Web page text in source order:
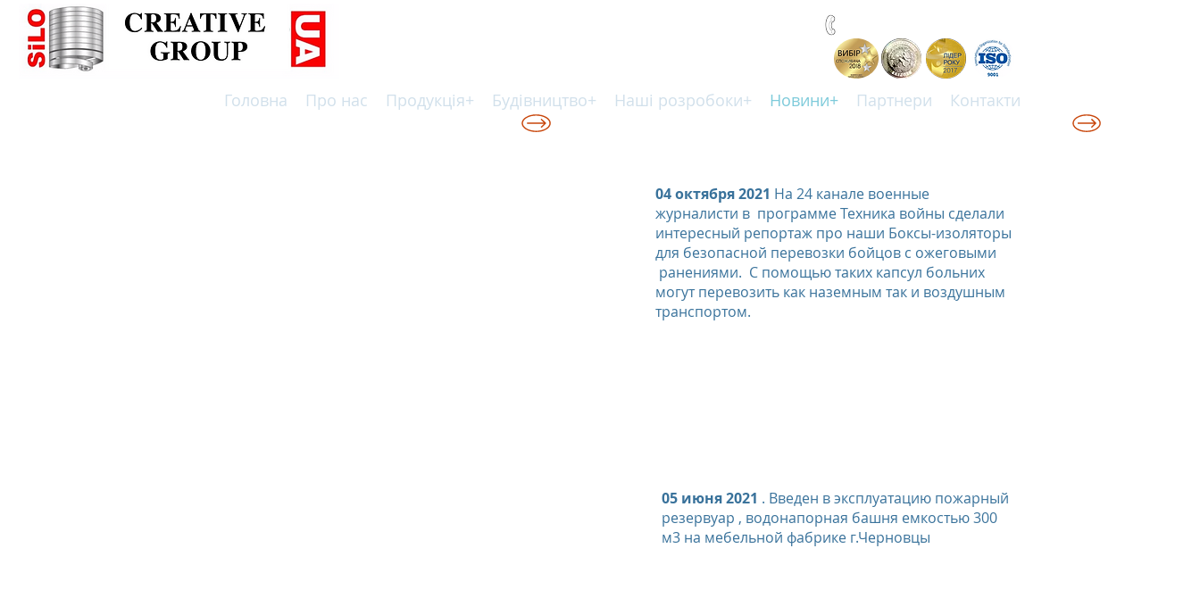
Головна Про нас Продукція+ Будівництво+ Наші розробоки+ Новини+ Партнери Контакти
04 октября 2021 На 24 канале военные
журналисти в программе Техника войны сделали
интересный репортаж про наши Боксы-изоляторы
для безопасной перевозки бойцов с ожеговыми
ранениями. С помощью таких капсул больних
могут перевозить как наземным так и воздушным
транспортом.
05 июня 2021 . Введен в эксплуатацию пожарный
резервуар , водонапорная башня емкостью 300
м3 на мебельной фабрике г.Черновцы